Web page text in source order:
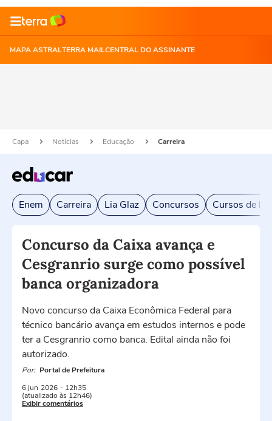
MAPA ASTRALTERRA MAILCENTRAL DO ASSINANTE
Capa Notícias Educação Carreira
Enem Carreira Lia Glaz Concursos Cursos de
Concurso da Caixa avança e
Cesgranrio surge como possível
banca organizadora
Novo concurso da Caixa Econômica Federal para
técnico bancário avança em estudos internos e pode
ter a Cesgranrio como banca. Edital ainda não foi
autorizado.
Por: Portal de Prefeitura
6 jun 2026 - 12h35
(atualizado às 12h46)
Exibir comentários